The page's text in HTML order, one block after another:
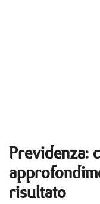
Previdenza:
risultato